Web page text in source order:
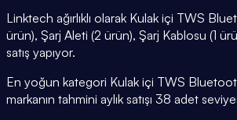
Linktech ağırlıklı olarak Kulak içi TWS
ürün), Şarj Aleti (2 ürün), Şarj Kablosu (1
satış yapıyor.
En yoğun kategori Kulak içi TWS
markanın tahmini aylık satışı 38 adet